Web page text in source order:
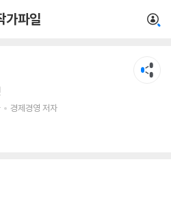
가파일
경제경영 저자